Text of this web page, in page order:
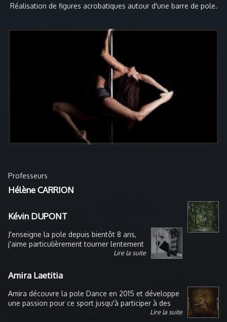
Réalisation de figures acrobatiques autour d'une barre de pole.
Professeurs
Hélène CARRION
Kévin DUPONT
J'enseigne la pole depuis bientôt 8 ans,
j'aime particulièrement tourner lentement
en contrôle autour de la barre aussi bien
nonchalance...
Lire la suite
Amira Laetitia
Amira découvre la pole Dance en 2015 et développe
une passion pour ce sport jusqu'à participer à des
formations pour devenir professeure en 2016. Elle
Lire la suite